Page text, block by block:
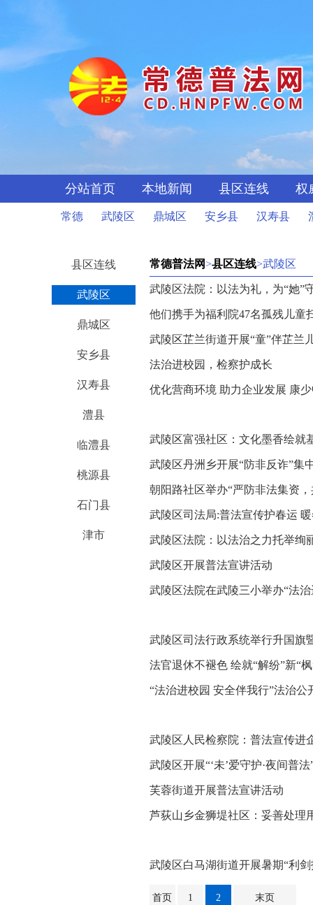
分站首页 本地新闻 县区连线 权
常德 武陵区 鼎城区 安乡县 汉寿县
县区连线
武陵区
鼎城区
安乡县
汉寿县
澧县
临澧县
桃源县
石门县
津市
常德普法网>县区连线>武陵区
武陵区法院：以法为礼，为“她”
他们携手为福利院47名孤残儿童
武陵区芷兰街道开展“童”伴芷兰
法治进校园，检察护成长
优化营商环境 助力企业发展 康
武陵区富强社区：文化墨香绘就
武陵区丹洲乡开展“防非反诈”集
朝阳路社区举办“严防非法集资
武陵区司法局:普法宣传护春运
武陵区法院：以法治之力托举绚
武陵区开展普法宣讲活动
武陵区法院在武陵三小举办“法
武陵区司法行政系统举行升国旗
法官退休不褪色 绘就“解纷”新“
“法治进校园 安全伴我行”法治
武陵区人民检察院：普法宣传进
武陵区开展“‘未’爱守护·夜间普法
芙蓉街道开展普法宣讲活动
芦荻山乡金狮堤社区：妥善处理
武陵区白马湖街道开展暑期“利剑
首页 1 2 末页